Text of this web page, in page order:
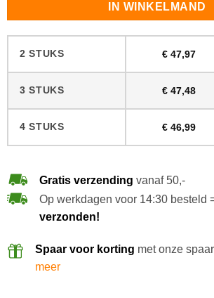
IN WINKELMAND
2 STUKS € 47,97
3 STUKS € 47,48
4 STUKS € 46,99
Gratis verzending vanaf 50,-
Op werkdagen voor 14:30 besteld
verzonden!
Spaar voor korting met onze
meer